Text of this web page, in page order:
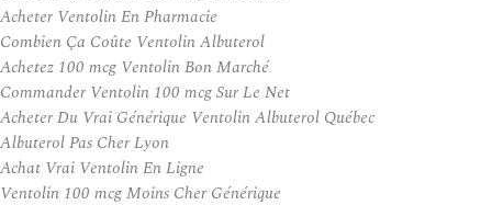
Acheter Ventolin En Pharmacie
Combien Ça Coûte Ventolin Albuterol
Achetez 100 mcg Ventolin Bon Marché
Commander Ventolin 100 mcg Sur Le Net
Acheter Du Vrai Générique Ventolin Albuterol Québec
Albuterol Pas Cher Lyon
Achat Vrai Ventolin En Ligne
Ventolin 100 mcg Moins Cher Générique